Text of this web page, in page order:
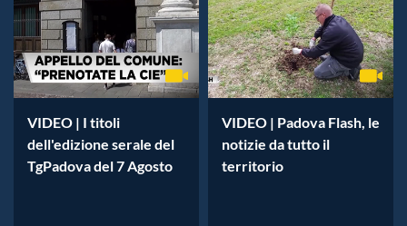
VIDEO | I titoli
dell'edizione serale del
TgPadova del 7 Agosto
VIDEO | Padova Flash, le
notizie da tutto il
territorio